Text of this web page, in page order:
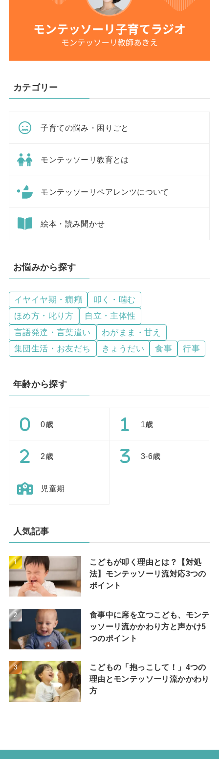
カテゴリー
子育ての悩み・困りごと
モンテッソーリ教育とは
モンテッソーリペアレンツについて
絵本・読み聞かせ
お悩みから探す
イヤイヤ期・癇癪
叩く・噛む
ほめ方・叱り方
自立・主体性
言語発達・言葉遣い
わがまま・甘え
集団生活・お友だち
きょうだい 食事 行事
年齢から探す
0歳 1歳
2歳 3-6歳
児童期
人気記事
こどもが叩く理由とは？【対処
法】モンテッソーリ流対応3つの
ポイント
食事中に席を立つこども、モンテ
ッソーリ流かかわり方と声かけ5
つのポイント
こどもの「抱っこして！」4つの
理由とモンテッソーリ流かかわり
方